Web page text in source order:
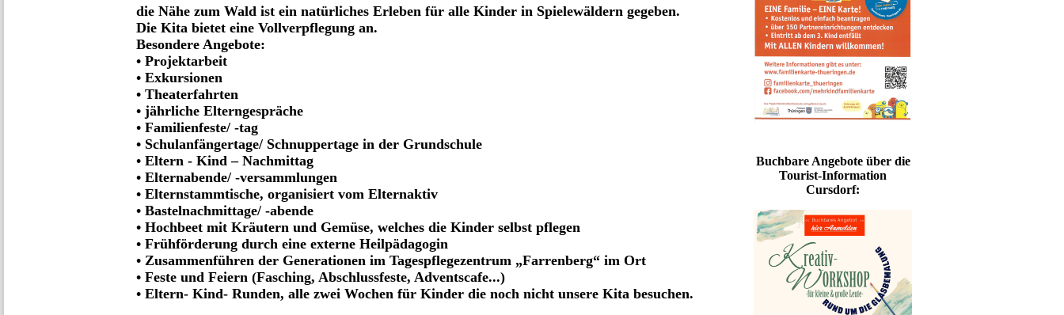
die Nähe zum Wald ist ein natürliches Erleben für alle Kinder in Spielewäldern gegeben.
Die Kita bietet eine Vollverpflegung an.
Besondere Angebote:
• Projektarbeit
• Exkursionen
• Theaterfahrten
• jährliche Elterngespräche
• Familienfeste/ -tag
• Schulanfängertage/ Schnuppertage in der Grundschule
• Eltern - Kind – Nachmittag
• Elternabende/ -versammlungen
• Elternstammtische, organisiert vom Elternaktiv
• Bastelnachmittage/ -abende
• Hochbeet mit Kräutern und Gemüse, welches die Kinder selbst pflegen
• Frühförderung durch eine externe Heilpädagogin
• Zusammenführen der Generationen im Tagespflegezentrum „Farrenberg“ im Ort
• Feste und Feiern (Fasching, Abschlussfeste, Adventscafe...)
• Eltern- Kind- Runden, alle zwei Wochen für Kinder die noch nicht unsere Kita besuchen.
Buchbare Angebote über die
Tourist-Information
Cursdorf: